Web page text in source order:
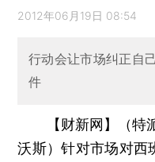
2012年06月19日 08:54
行动会让市场纠正自
件
【财新网】（特
沃斯）针对市场对西